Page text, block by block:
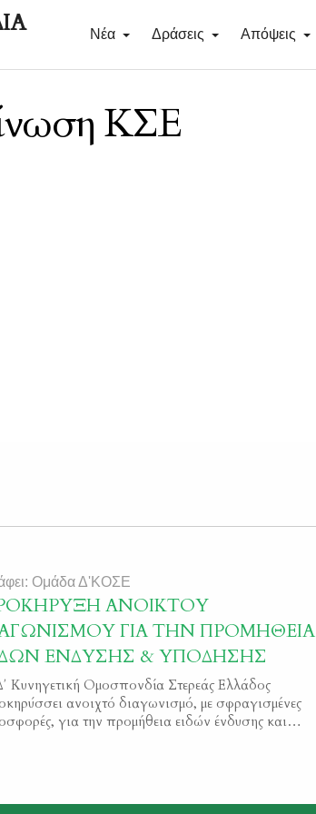
Νέα Δράσεις Απόψεις
ΚΣΕ
Ομάδα Δ'ΚΟΣΕ
ΑΝΟΙΚΤΟΥ
ΓΙΑ ΤΗΝ ΠΡΟΜΗΘΕΙΑ
ΕΝΔΥΣΗΣ & ΥΠΟΔΗΣΗΣ
Κυνηγετική Ομοσπονδία Στερεάς Ελλάδος
ανοιχτό διαγωνισμό, με σφραγισμένες
για την προμήθεια ειδών ένδυσης και